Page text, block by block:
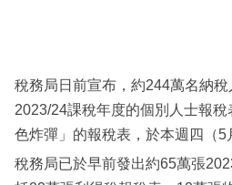
區
稅務局日前宣布，約244萬名納稅
2023/24課稅年度的個別人士報
色炸彈」的報稅表，於本週四（5
稅務局已於早前發出約65萬張